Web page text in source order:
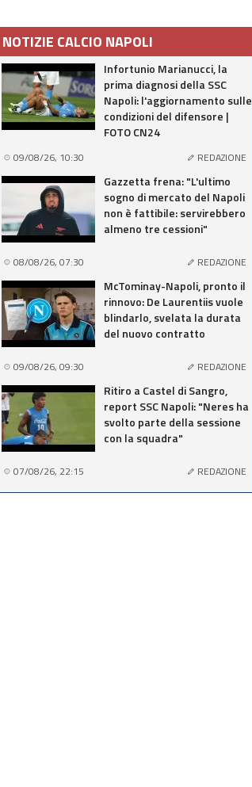
NOTIZIE CALCIO NAPOLI
Infortunio Marianucci, la
prima diagnosi della SSC
Napoli: l'aggiornamento sulle
condizioni del difensore |
FOTO CN24
09/08/26, 10:30 REDAZIONE
Gazzetta frena: "L'ultimo
sogno di mercato del Napoli
non è fattibile: servirebbero
almeno tre cessioni"
08/08/26, 07:30 REDAZIONE
McTominay-Napoli, pronto il
rinnovo: De Laurentiis vuole
blindarlo, svelata la durata
del nuovo contratto
09/08/26, 09:30 REDAZIONE
Ritiro a Castel di Sangro,
report SSC Napoli: "Neres ha
svolto parte della sessione
con la squadra"
07/08/26, 22:15 REDAZIONE